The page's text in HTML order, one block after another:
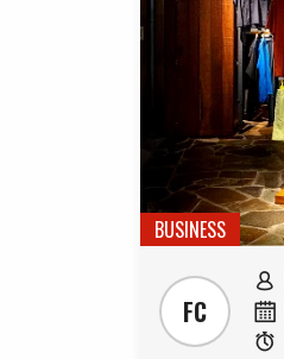
BUSINESS
FC


